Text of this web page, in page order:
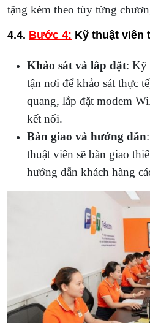
tặng kèm theo tùy từng
4.4. Bước 4: Kỹ thuật viên
Khảo sát và lắp đặt: Kỹ
tận nơi để khảo sát thực
quang, lắp đặt modem
kết nối.
Bàn giao và hướng dẫn
thuật viên sẽ bàn giao
hướng dẫn khách hàng